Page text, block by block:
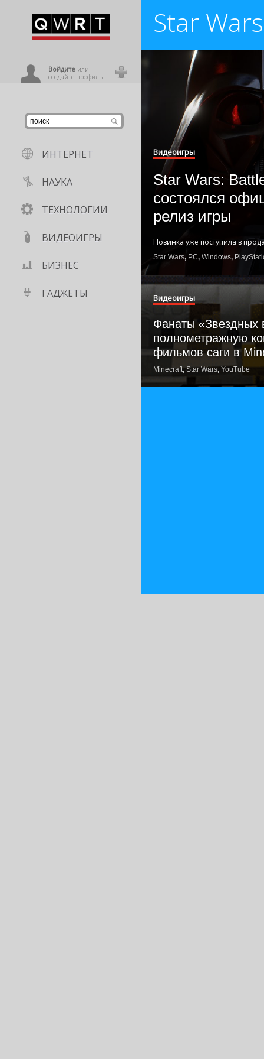
Войдитеили
создайте профиль
ИНТЕРНЕТ
НАУКА
ТЕХНОЛОГИИ
ВИДЕОИГРЫ
БИЗНЕС
ГАДЖЕТЫ
Star Wars
Видеоигры
Star Wars:
состоялся
релиз игры
Новинка уже поступила в
Star Wars, PC, Windows,
Видеоигры
Фанаты «Звездных
полнометражную
фильмов саги в
Minecraft,Star Wars, YouTube